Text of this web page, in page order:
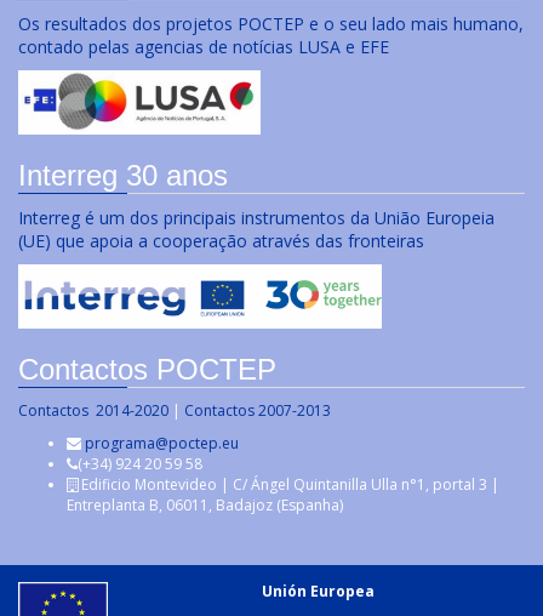
Os resultados dos projetos POCTEP e o seu lado mais humano,
contado pelas agencias de notícias LUSA e EFE
Interreg 30 anos
Interreg é um dos principais instrumentos da União Europeia
(UE) que apoia a cooperação através das fronteiras
Contactos POCTEP
Contactos 2014-2020 | Contactos 2007-2013
programa@poctep.eu
(+34) 924 20 59 58
Edificio Montevideo | C/ Ángel Quintanilla Ulla n°1, portal 3 |
Entreplanta B, 06011, Badajoz (Espanha)
Unión Europea